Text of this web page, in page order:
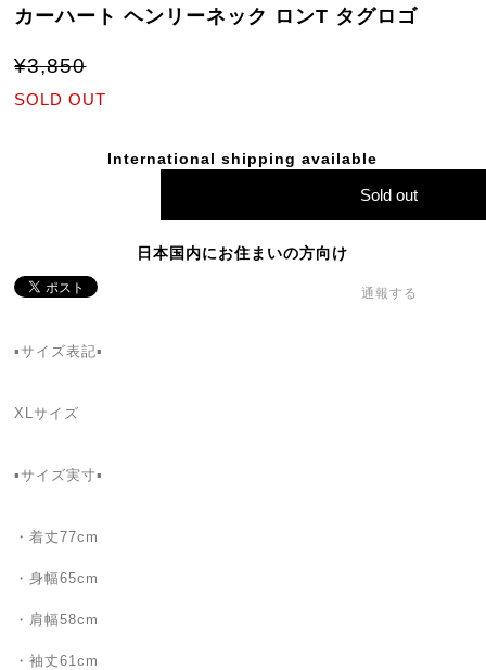
カーハート ヘンリーネック ロンT タグロゴ
¥3,850
SOLD OUT
International shipping available
Sold out
日本国内にお住まいの方向け
通報する
▪️サイズ表記▪
XLサイズ
▪️サイズ実寸▪️
・着丈77cm
・身幅65cm
・肩幅58cm
・袖丈61cm